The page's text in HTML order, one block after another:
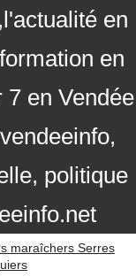
en
en
en Vendée
politique
maraîchers Serres